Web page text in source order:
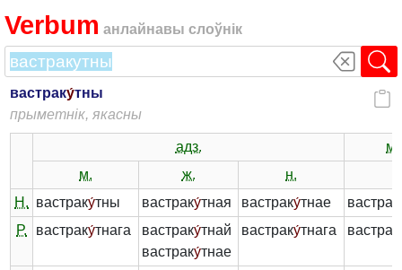
Verbum анлайнавы слоўнік
вастраку́тны
прыметнік, якасны
адз.
м.
ж. н.
Н. вастраку́тны вастраку́тная вастраку́тнае вастрак
Р.
вастраку́тнага вастраку́тнай
вастраку́тнае
вастраку́тнага вастрак